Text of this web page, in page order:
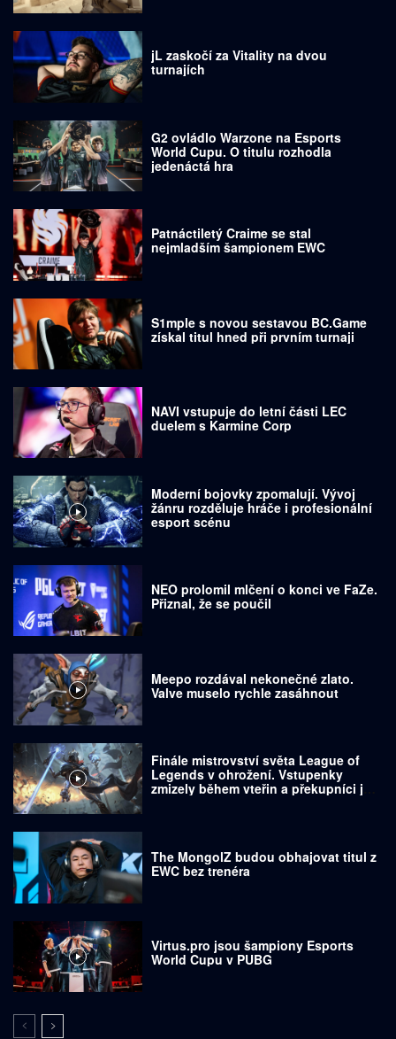
jL zaskočí za Vitality na dvou
turnajích
G2 ovládlo Warzone na Esports
World Cupu. O titulu rozhodla
jedenáctá hra
Patnáctiletý Craime se stal
nejmladším šampionem EWC
S1mple s novou sestavou BC.Game
získal titul hned při prvním turnaji
NAVI vstupuje do letní části LEC
duelem s Karmine Corp
Moderní bojovky zpomalují. Vývoj
žánru rozděluje hráče i profesionální
esport scénu
NEO prolomil mlčení o konci ve FaZe.
Přiznal, že se poučil
Meepo rozdával nekonečné zlato.
Valve muselo rychle zasáhnout
Finále mistrovství světa League of
Legends v ohrožení. Vstupenky
zmizely během vteřin a překupníci je
The MongolZ budou obhajovat titul z
EWC bez trenéra
Virtus.pro jsou šampiony Esports
World Cupu v PUBG